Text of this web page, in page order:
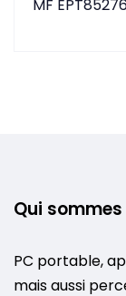
MF
Qui
PC portable,
mais aussi